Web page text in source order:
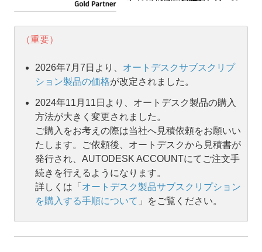
（重要）
2026年7月7日より、 オートデスクサブスクリプ
ション製品の価格が改定されました。
2024年11月11日より、オートデスク製品の購入
方法が大きく変更されました。
ご購入をお考えの際は当社へ見積依頼をお願いい
たします。ご依頼後、オートデスクから見積書が
発行され、AUTODESK ACCOUNTにてご注文手
続きを行えるようになります。
詳しくは「 オートデスク製品サブスクリプション
を購入する手順について 」をご覧ください。